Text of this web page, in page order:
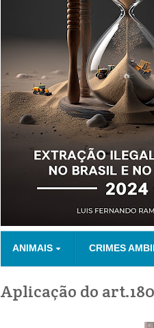
ANIMAIS CRIMES
Aplicação do